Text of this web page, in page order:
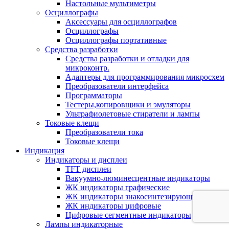
Настольные мультиметры
Осциллографы
Аксессуары для осциллографов
Осциллографы
Осциллографы портативные
Средства разработки
Cредства разработки и отладки для
микроконтр.
Адаптеры для программирования микросхем
Преобразователи интерфейса
Программаторы
Тестеры,копировщики и эмуляторы
Ультрафиолетовые стиратели и лампы
Токовые клещи
Преобразователи тока
Токовые клещи
Индикация
Индикаторы и дисплеи
TFT дисплеи
Вакуумно-люминесцентные индикаторы
ЖК индикаторы графические
ЖК индикаторы знакосинтезирующие
ЖК индикаторы цифровые
Цифровые сегментные индикаторы
Лампы индикаторные